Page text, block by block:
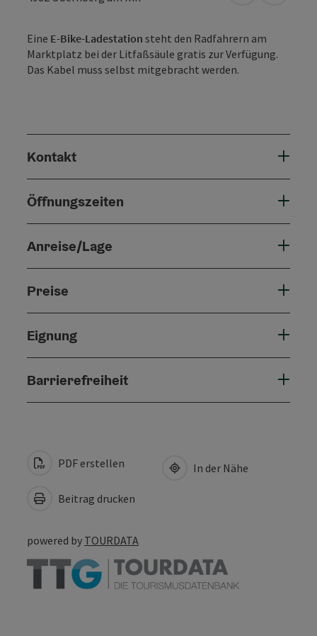
Eine E-Bike-Ladestation steht den Radfahrern am
Marktplatz bei der Litfaßsäule gratis zur Verfügung.
Das Kabel muss selbst mitgebracht werden.
Kontakt
Öffnungszeiten
Anreise/Lage
Preise
Eignung
Barrierefreiheit
PDF erstellen
Beitrag drucken
In der Nähe
powered by TOURDATA